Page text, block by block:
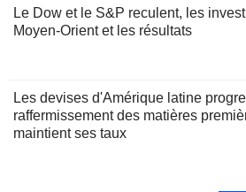
Le Dow et le S&P reculent, les
Moyen-Orient et les résultats
Les devises d'Amérique latine
raffermissement des matières
maintient ses taux